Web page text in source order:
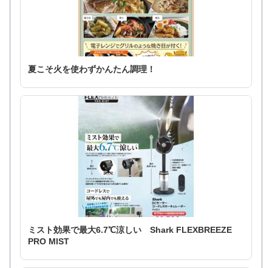
夏こそ火を使わずかんたん調理！
ミスト効果で最大6.7℃涼しい Shark FLEXBREEZE
PRO MIST